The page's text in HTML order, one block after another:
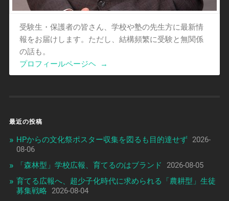
受験生・保護者の皆さん、学校や塾の先生方に最新情
報をお届けします。ただし、結構頻繁に受験と無関係
の話も。
プロフィールページヘ
→
最近の投稿
HPからの文化祭ポスター収集を図るも目的達せず 2026-
08-06
「森林型」学校広報、育てるのはブランド
2026-08-05
育てる広報へ、超少子化時代に求められる「農耕型」生徒
募集戦略
2026-08-04